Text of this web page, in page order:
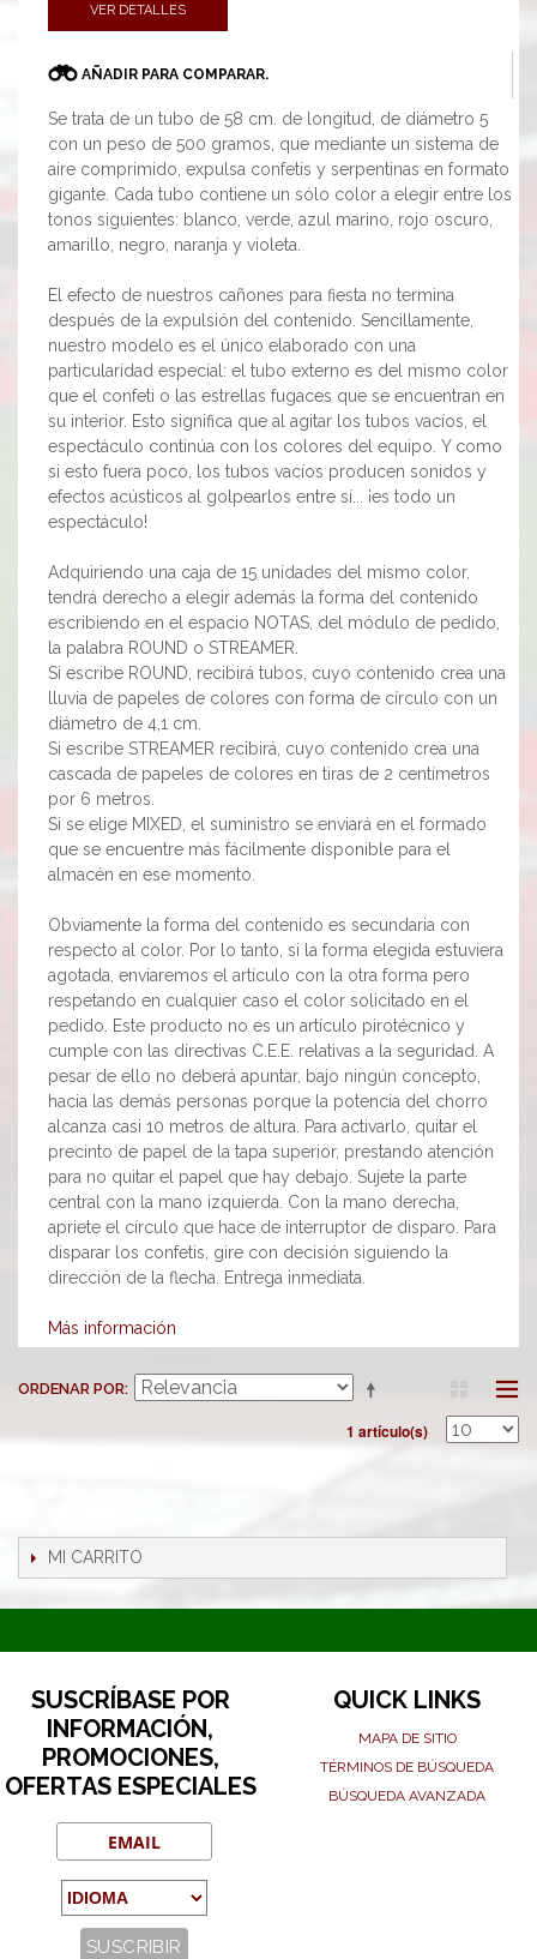
VER DETALLES
AÑADIR PARA COMPARAR.
Se trata de un tubo de 58 cm. de longitud, de diámetro 5
con un peso de 500 gramos, que mediante un sistema de
aire comprimido, expulsa confetis y serpentinas en formato
gigante. Cada tubo contiene un sólo color a elegir entre los
tonos siguientes: blanco, verde, azul marino, rojo oscuro,
amarillo, negro, naranja y violeta.
El efecto de nuestros cañones para fiesta no termina
después de la expulsión del contenido. Sencillamente,
nuestro modelo es el único elaborado con una
particularidad especial: el tubo externo es del mismo color
que el confeti o las estrellas fugaces que se encuentran en
su interior. Esto significa que al agitar los tubos vacíos, el
espectáculo continúa con los colores del equipo. Y como
si esto fuera poco, los tubos vacíos producen sonidos y
efectos acústicos al golpearlos entre sí... ¡es todo un
espectáculo!
Adquiriendo una caja de 15 unidades del mismo color,
tendrá derecho a elegir además la forma del contenido
escribiendo en el espacio NOTAS, del módulo de pedido,
la palabra ROUND o STREAMER.
Si escribe ROUND, recibirá tubos, cuyo contenido crea una
lluvia de papeles de colores con forma de círculo con un
diámetro de 4,1 cm.
Si escribe STREAMER recibirá, cuyo contenido crea una
cascada de papeles de colores en tiras de 2 centímetros
por 6 metros.
Si se elige MIXED, el suministro se enviará en el formado
que se encuentre más fácilmente disponible para el
almacén en ese momento.
Obviamente la forma del contenido es secundaria con
respecto al color. Por lo tanto, si la forma elegida estuviera
agotada, enviaremos el artículo con la otra forma pero
respetando en cualquier caso el color solicitado en el
pedido. Este producto no es un artículo pirotécnico y
cumple con las directivas C.E.E. relativas a la seguridad. A
pesar de ello no deberá apuntar, bajo ningún concepto,
hacia las demás personas porque la potencia del chorro
alcanza casi 10 metros de altura. Para activarlo, quitar el
precinto de papel de la tapa superior, prestando atención
para no quitar el papel que hay debajo. Sujete la parte
central con la mano izquierda. Con la mano derecha,
apriete el círculo que hace de interruptor de disparo. Para
disparar los confetis, gire con decisión siguiendo la
dirección de la flecha. Entrega inmediata.
Más información
ORDENAR POR
1 artículo(s)
MI CARRITO
SUSCRÍBASE POR
INFORMACIÓN,
PROMOCIONES,
OFERTAS ESPECIALES
QUICK LINKS
MAPA DE SITIO
TÉRMINOS DE BÚSQUEDA
BÚSQUEDA AVANZADA